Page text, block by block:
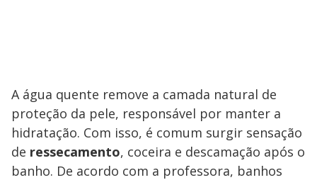
A água quente remove a camada natural de
proteção da pele, responsável por manter a
hidratação. Com isso, é comum surgir sensação
de ressecamento, coceira e descamação após o
banho. De acordo com a professora, banhos